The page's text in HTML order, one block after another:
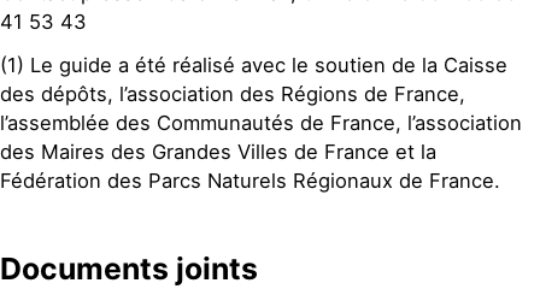
41 53 43
(1) Le guide a été réalisé avec le soutien de la Caisse
des dépôts, l’association des Régions de France,
l’assemblée des Communautés de France, l’association
des Maires des Grandes Villes de France et la
Fédération des Parcs Naturels Régionaux de France.
Documents joints